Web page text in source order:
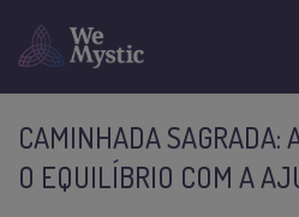
CAMINHADA SAGRADA:
O EQUILÍBRIO COM A